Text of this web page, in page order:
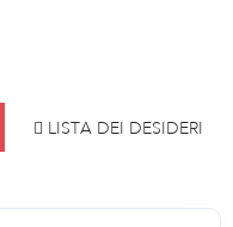
LISTA DEI DESIDERI